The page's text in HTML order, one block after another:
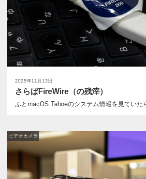
2025年11月13日
さらばFireWire（の残滓）
ふとmacOS Tahoeのシステム情報を見ていた
ビデオカメラ